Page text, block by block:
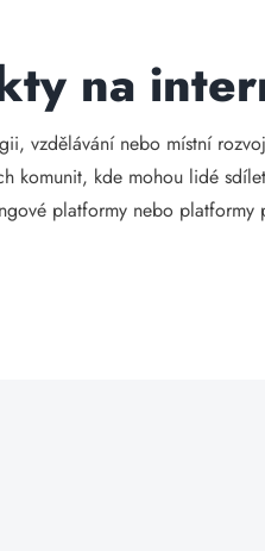
na
vzdělávání nebo místní
komunit, kde mohou lidé
platformy nebo